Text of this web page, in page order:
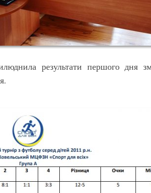
результати першого дня